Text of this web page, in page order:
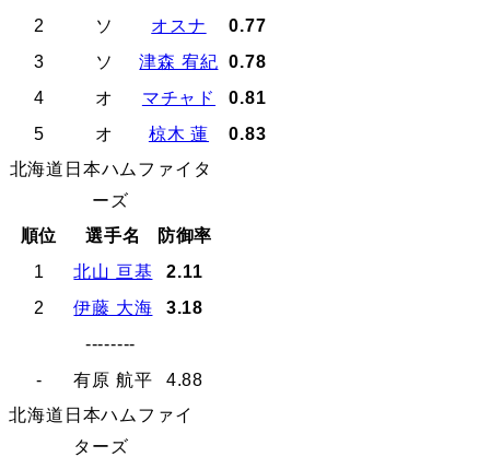
2
ソ オスナ
0.77
3
ソ 津森 宥紀
0.78
4
オ マチャド
0.81
5
オ 椋木 蓮
0.83
北海道日本ハムファイタ
ーズ
順位
選手名
防御率
1
北山 亘基
2.11
2
伊藤 大海
3.18
--------
-
有原 航平
4.88
北海道日本ハムファイ
ターズ